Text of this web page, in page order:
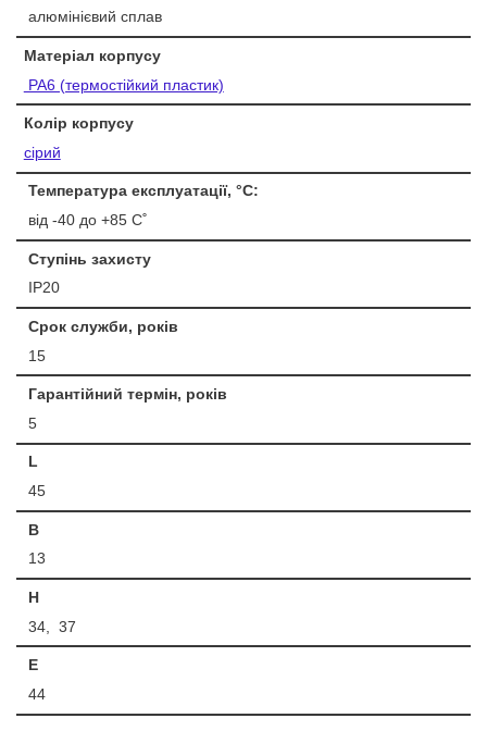
алюмінієвий сплав
Матеріал корпусу
PA6 (термостійкий пластик)
Колір корпусу
сірий
Температура експлуатації, °С:
від -40 до +85 С˚
Ступінь захисту
IP20
Срок служби, років
15
Гарантійний термін, років
5
L
45
B
13
H
34, 37
E
44